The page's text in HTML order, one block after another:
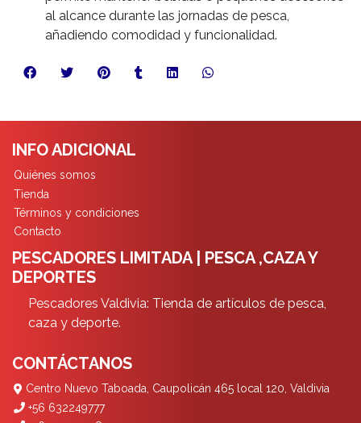
al alcance durante las jornadas de pesca,
añadiendo comodidad y funcionalidad.
INFO ADICIONAL
Quiénes somos
Tienda
Términos y condiciones
Contacto
PESCADORES LIMITADA | PESCA ,CAZA Y
DEPORTES
Pescadores Valdivia: Tienda de artículos de pesca,
caza y deporte.
CONTÁCTANOS
Centro Nuevo Taboada, Caupolicán 465 local 120, Valdivia
+56 632249777